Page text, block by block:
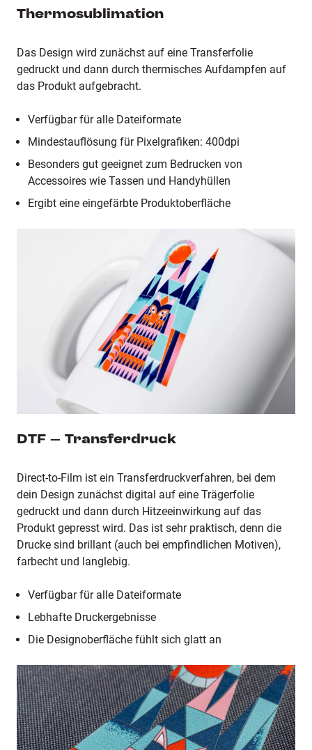
Thermosublimation
Das Design wird zunächst auf eine Transferfolie
gedruckt und dann durch thermisches Aufdampfen auf
das Produkt aufgebracht.
Verfügbar für alle Dateiformate
Mindestauflösung für Pixelgrafiken: 400dpi
Besonders gut geeignet zum Bedrucken von
Accessoires wie Tassen und Handyhüllen
Ergibt eine eingefärbte Produktoberfläche
DTF – Transferdruck
Direct-to-Film ist ein Transferdruckverfahren, bei dem
dein Design zunächst digital auf eine Trägerfolie
gedruckt und dann durch Hitzeeinwirkung auf das
Produkt gepresst wird. Das ist sehr praktisch, denn die
Drucke sind brillant (auch bei empfindlichen Motiven),
farbecht und langlebig.
Verfügbar für alle Dateiformate
Lebhafte Druckergebnisse
Die Designoberfläche fühlt sich glatt an